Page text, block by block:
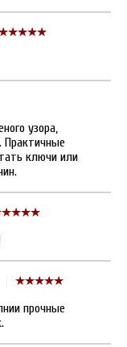
узора,
Практичные
ключи или
прочные